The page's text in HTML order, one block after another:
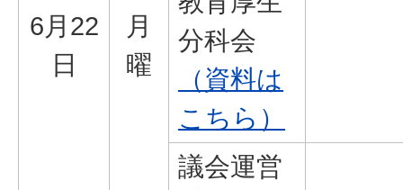
6月22
日
月
曜
分科会
（資料は
こちら）
議会運営